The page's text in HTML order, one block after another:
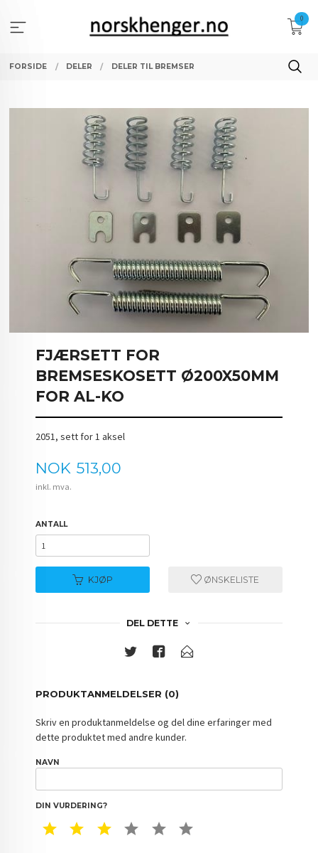
innholdet
0
FORSIDE DELER DELER TIL BREMSER
FJÆRSETT FOR
BREMSESKOSETT Ø200X50MM
FOR AL-KO
2051, sett for 1 aksel
Pris
NOK 513,00
inkl. mva.
ANTALL
KJØP ØNSKELISTE
DEL DETTE
PRODUKTANMELDELSER (0)
Skriv en produktanmeldelse og del dine erfaringer med
dette produktet med andre kunder.
NAVN
DIN VURDERING?
1 STAR2 STAR3 STAR4 STAR5 STAR